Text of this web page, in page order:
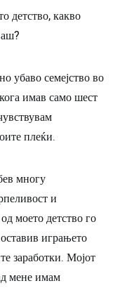
детство, какво
убаво семејство во
имав само шест
плеќи.
многу
и
моето детство го
играњето
заработки. Мојот
мене имам